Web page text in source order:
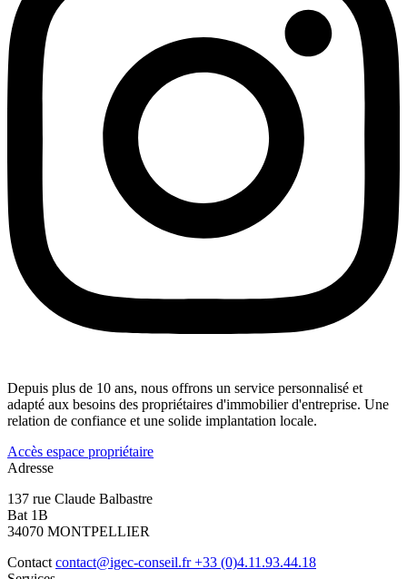
Depuis plus de 10 ans, nous offrons un service personnalisé et
adapté aux besoins des propriétaires d'immobilier d'entreprise. Une
relation de confiance et une solide implantation locale.
Accès espace propriétaire
Adresse
137 rue Claude Balbastre
Bat 1B
34070 MONTPELLIER
Contact contact@igec-conseil.fr+33 (0)4.11.93.44.18